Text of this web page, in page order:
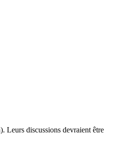
Leurs discussions devraient être